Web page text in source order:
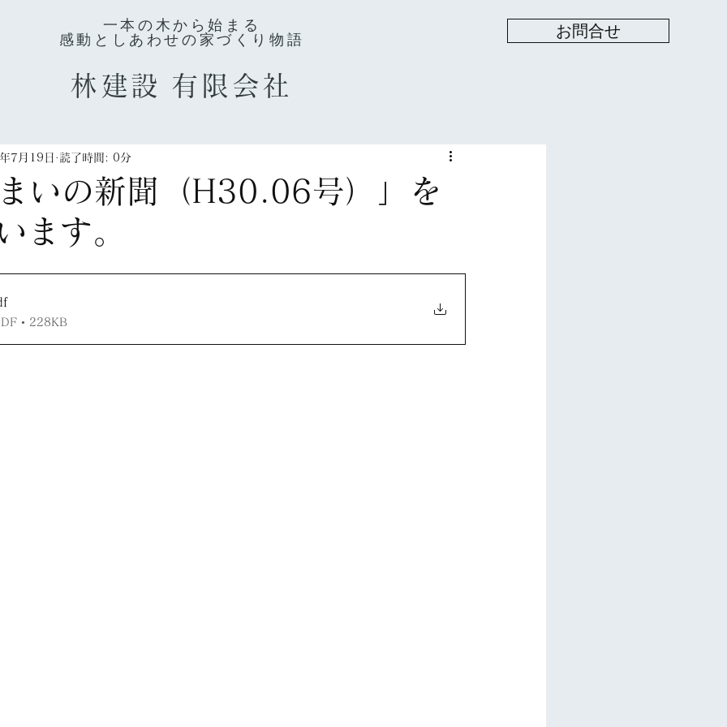
一本の木から始まる
感動としあわせの家づくり物語
林建設 有限会社
お問合せ
いの新聞（H30.06号）」を
ます。
7月19日 読了時間: 0分
• 228KB